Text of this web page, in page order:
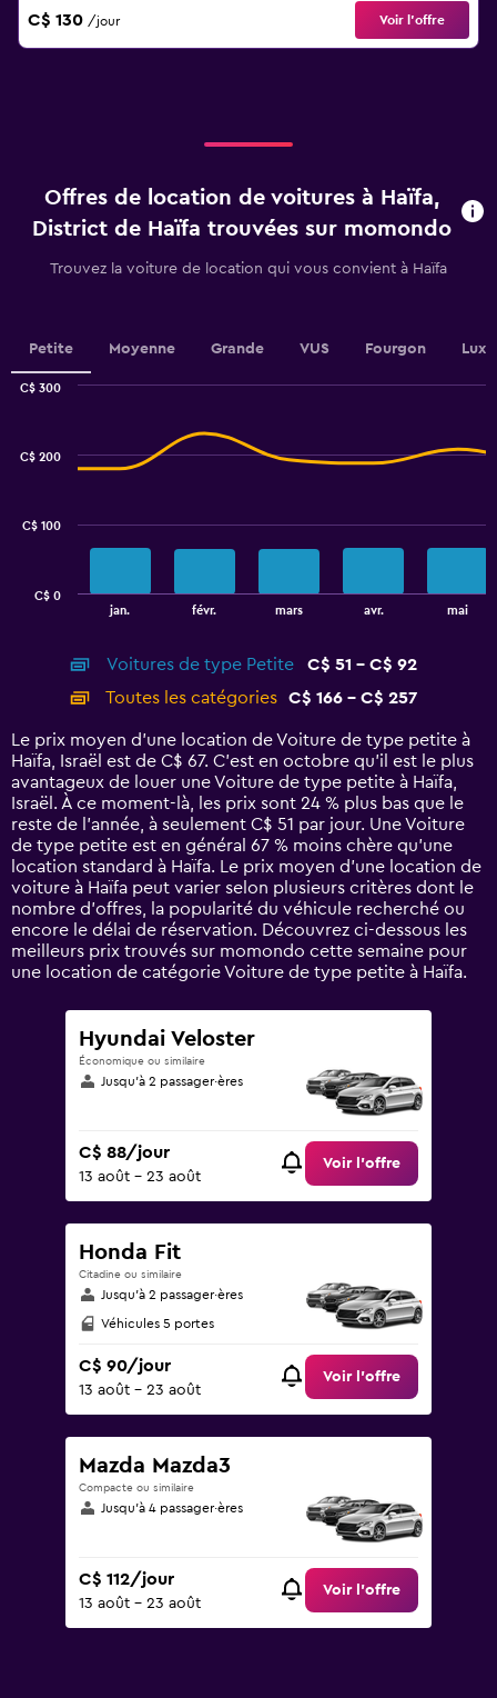
C$ 130 /jour Voir l’offre
Offres de location de voitures à Haïfa,
District de Haïfa trouvées sur momondo
Trouvez la voiture de location qui vous convient à Haïfa
Petite Moyenne Grande VUS Fourgon Luxe
displaying
categories.
14
categories.
The
chart
has
1
Y
axis
displaying
values.
Range:
0
to
jan. févr. mars avr. mai
C$ 0
C$ 100
C$ 200
C$ 300
Voitures de type Petite
C$ 51 - C$ 92
Toutes les catégories
C$ 166 - C$ 257
Le prix moyen d’une location de Voiture de type petite à
Haïfa, Israël est de C$ 67. C’est en octobre qu'il est le plus
avantageux de louer une Voiture de type petite à Haïfa,
Israël. À ce moment-là, les prix sont 24 % plus bas que le
reste de l’année, à seulement C$ 51 par jour. Une Voiture
de type petite est en général 67 % moins chère qu'une
location standard à Haïfa. Le prix moyen d’une location de
voiture à Haïfa peut varier selon plusieurs critères dont le
nombre d’offres, la popularité du véhicule recherché ou
encore le délai de réservation. Découvrez ci-dessous les
meilleurs prix trouvés sur momondo cette semaine pour
une location de catégorie Voiture de type petite à Haïfa.
Hyundai Veloster
Économique ou similaire
Jusqu’à 2 passager·ères
C$ 88/jour
13 août - 23 août
Voir l’offre
Honda Fit
Citadine ou similaire
Jusqu’à 2 passager·ères
Véhicules 5 portes
C$ 90/jour
13 août - 23 août
Voir l’offre
Mazda Mazda3
Compacte ou similaire
Jusqu’à 4 passager·ères
C$ 112/jour
13 août - 23 août
Voir l’offre